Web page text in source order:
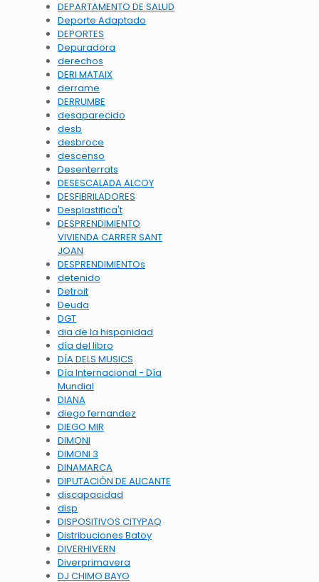
DEPARTAMENTO DE SALUD
Deporte Adaptado
DEPORTES
Depuradora
derechos
DERI MATAIX
derrame
DERRUMBE
desaparecido
desb
desbroce
descenso
Desenterrats
DESESCALADA ALCOY
DESFIBRILADORES
Desplastifica't
DESPRENDIMIENTO
VIVIENDA CARRER SANT
JOAN
DESPRENDIMIENTOs
detenido
Detroit
Deuda
DGT
dia de la hispanidad
día del libro
DÍA DELS MUSICS
Día Internacional - Día
Mundial
DIANA
diego fernandez
DIEGO MIR
DIMONI
DIMONI 3
DINAMARCA
DIPUTACIÓN DE ALICANTE
discapacidad
disp
DISPOSITIVOS CITYPAQ
Distribuciones Batoy
DIVERHIVERN
Diverprimavera
DJ CHIMO BAYO